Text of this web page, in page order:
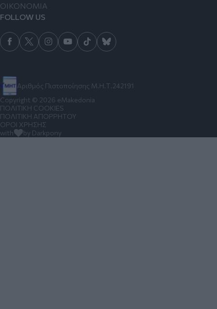
Αριθμός Πιστοποίησης Μ.Η.Τ.242191
ΟΙΚΟΝΟΜΙΑ
FOLLOW US
Copyright © 2026 eMakedonia
ΠΟΛΙΤΙΚΗ COOKIES
ΠΟΛΙΤΙΚΗ ΑΠΟΡΡΗΤΟΥ
ΟΡΟΙ ΧΡΗΣΗΣ
with
by Darkpony